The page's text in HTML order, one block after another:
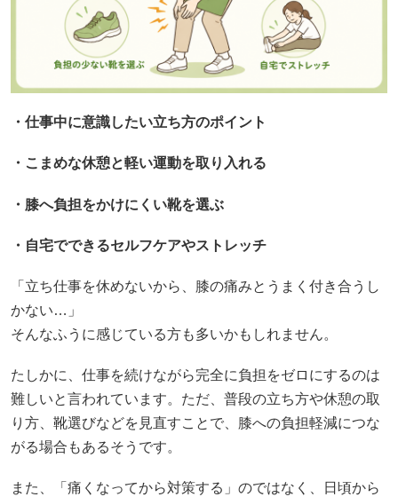
・仕事中に意識したい立ち方のポイント
・こまめな休憩と軽い運動を取り入れる
・膝へ負担をかけにくい靴を選ぶ
・自宅でできるセルフケアやストレッチ
「立ち仕事を休めないから、膝の痛みとうまく付き合うし
かない…」
そんなふうに感じている方も多いかもしれません。
たしかに、仕事を続けながら完全に負担をゼロにするのは
難しいと言われています。ただ、普段の立ち方や休憩の取
り方、靴選びなどを見直すことで、膝への負担軽減につな
がる場合もあるそうです。
また、「痛くなってから対策する」のではなく、日頃から